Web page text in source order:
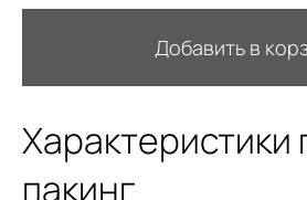
Добавить в
Характеристики
пакинг